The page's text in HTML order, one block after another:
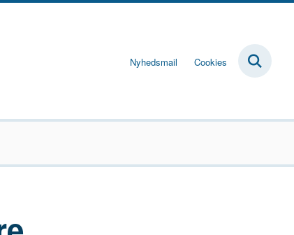
Nyhedsmail Cookies